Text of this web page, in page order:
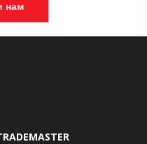
нам